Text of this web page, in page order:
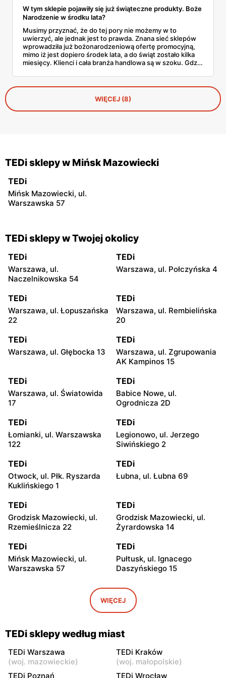
W tym sklepie pojawiły się już świąteczne produkty. Boże
Narodzenie w środku lata?
Musimy przyznać, że do tej pory nie możemy w to
uwierzyć, ale jednak jest to prawda. Znana sieć sklepów
wprowadziła już bożonarodzeniową ofertę promocyjną,
mimo iż jest dopiero środek lata, a do świąt zostało kilka
miesięcy. Klienci i cała branża handlowa są w szoku. Gdzie
WIĘCEJ (8)
TEDi sklepy w Mińsk Mazowiecki
TEDi
Mińsk Mazowiecki, ul.
Warszawska 57
TEDi sklepy w Twojej okolicy
TEDi
Warszawa, ul.
Naczelnikowska 54
TEDi
Warszawa, ul. Połczyńska 4
TEDi
Warszawa, ul. Łopuszańska
22
TEDi
Warszawa, ul. Rembielińska
20
TEDi
Warszawa, ul. Głębocka 13
TEDi
Warszawa, ul. Zgrupowania
AK Kampinos 15
TEDi
Warszawa, ul. Światowida
17
TEDi
Babice Nowe, ul.
Ogrodnicza 2D
TEDi
Łomianki, ul. Warszawska
122
TEDi
Legionowo, ul. Jerzego
Siwińskiego 2
TEDi
Otwock, ul. Płk. Ryszarda
Kuklińskiego 1
TEDi
Łubna, ul. Łubna 69
TEDi
Grodzisk Mazowiecki, ul.
Rzemieślnicza 22
TEDi
Grodzisk Mazowiecki, ul.
Żyrardowska 14
TEDi
Mińsk Mazowiecki, ul.
Warszawska 57
TEDi
Pułtusk, ul. Ignacego
Daszyńskiego 15
TEDi
Rawa Mazowiecka, ul.
Targowa 8
TEDi
Łowicz, ul. Władysława
Broniewskiego 11
TEDi
TEDi TEDi
WIĘCEJ
TEDi sklepy według miast
TEDi Warszawa
(woj. mazowieckie)
TEDi Kraków
(woj. małopolskie)
TEDi Poznań
TEDi Wrocław